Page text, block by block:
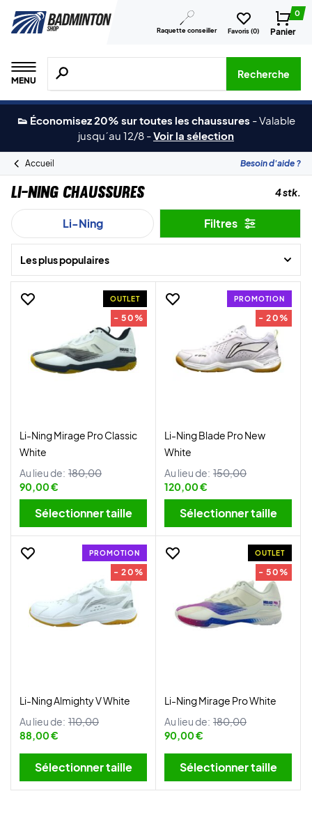
Raquette conseiller Favoris (0)
0
Panier
MENU
Recherche de produits, de marques, etc.
Recherche
👟 Économisez 20% sur toutes les chaussures -Valable
jusqu´au 12/8 -Voir la sélection
Accueil Besoin d'aide ?
Li-Ning Chaussures 4 stk.
Li-Ning Filtres
Les plus populaires
OUTLET
- 50%
Li-Ning Mirage Pro Classic
White
Au lieu de: 180,00
90,00 €
Sélectionner taille
PROMOTION
- 20%
Li-Ning Blade Pro New
White
Au lieu de: 150,00
120,00 €
Sélectionner taille
PROMOTION
- 20%
Li-Ning Almighty V White
Au lieu de: 110,00
88,00 €
Sélectionner taille
OUTLET
- 50%
Li-Ning Mirage Pro White
Au lieu de: 180,00
90,00 €
Sélectionner taille